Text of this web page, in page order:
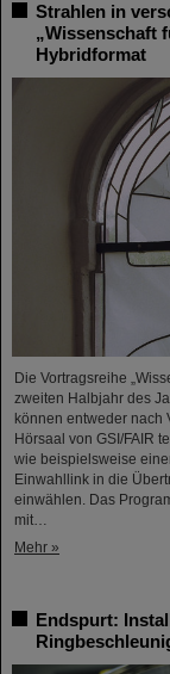
Strahlen in
„Wissenschaft
Hybridformat
Die Vortragsreihe
zweiten Halbjahr des
können entweder nach
Hörsaal von GSI/FAIR
wie beispielsweise
Einwahllink in die
einwählen. Das
mit…
Mehr »
Endspurt: